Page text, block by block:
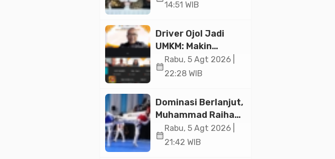
Ekonomi Senilai Rp
14:51 WIB
Driver Ojol Jadi
UMKM: Makin
Sejahtera atau
Merana? Ini
Paramadina
calendar_month
Rabu, 5 Agt 2026 |
22:28 WIB
Dominasi Berlanjut,
Muhammad Raihan
Fadila Sabet Emas
Kyorugi di Asian
calendar_month
Rabu, 5 Agt 2026 |
21:42 WIB